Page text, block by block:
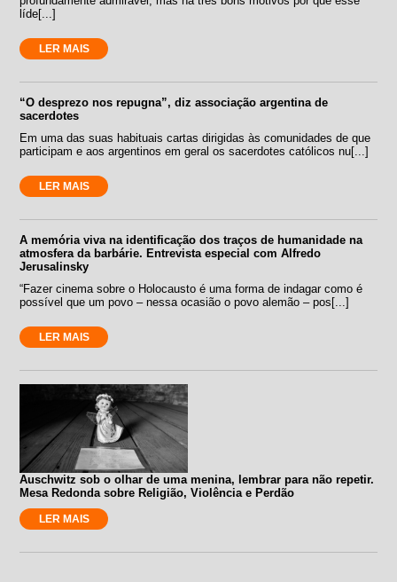
líde[...]
LER MAIS
“O desprezo nos repugna”, diz associação argentina de
sacerdotes
Em uma das suas habituais cartas dirigidas às comunidades de que
participam e aos argentinos em geral os sacerdotes católicos nu[...]
LER MAIS
A memória viva na identificação dos traços de humanidade na
atmosfera da barbárie. Entrevista especial com Alfredo
Jerusalinsky
“Fazer cinema sobre o Holocausto é uma forma de indagar como é
possível que um povo – nessa ocasião o povo alemão – pos[...]
LER MAIS
Auschwitz sob o olhar de uma menina, lembrar para não repetir.
Mesa Redonda sobre Religião, Violência e Perdão
LER MAIS